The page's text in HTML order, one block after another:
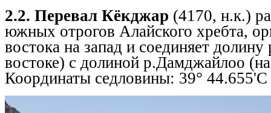
2.2. Перевал Кёкджар (4170, н.к.)
южных отрогов Алайского хребта,
востока на запад и соединяет
востоке) с долиной р.Дамджайлоо
Координаты седловины: 39°